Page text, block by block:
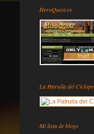
HeroQuest.es
La Patrulla del Cíclope
Mi lista de blogs